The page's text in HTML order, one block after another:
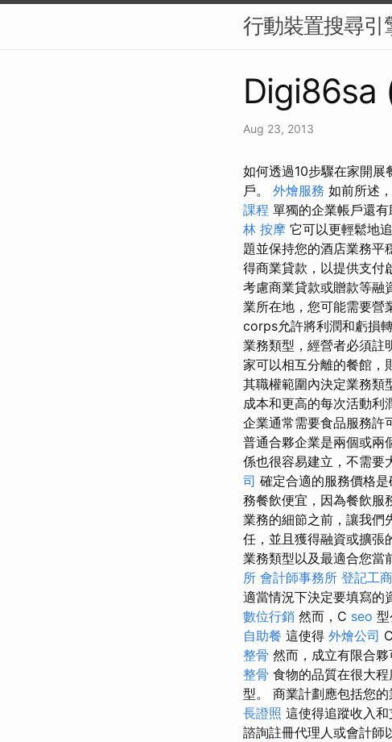
行動裝置搜尋引
Digi86sa
Aug 23, 2013
如何透過10步驟在家開展
戶。 外燴服務 如前所述
課程 單獨的企業帳戶還
林 按摩 它可以更輕鬆地
題並保持您的酒店業務平
得商業貸款，以提供支付
考慮商業貸款或贈款等融
業所在地，您可能需要營
corps允許將利潤和虧損
業務類型，經營者必須註
家可以相互分離的餐館，
其職權範圍內決定業務類
成本和更高的每次活動利
企業通常需要食品服務許
普通合夥企業是兩個或兩
係也很容易建立，不需要
司 確定合適的服務價格
務餐飲便宜，因為餐飲服
業務的細節之前，讓我們
任，並且獲得融資或擴張
業務類型以及最適合您當
所 會計師事務所 登記工商
適當情況下決定要填寫的
數位行銷 然而，C seo
自助餐 這使得 外燴公司
整骨 然而，成立有限合
整骨 食物的品質在很大
型。 商業計劃應包括您
長證照 這使得追蹤收入
諮詢註冊代理人或會計師